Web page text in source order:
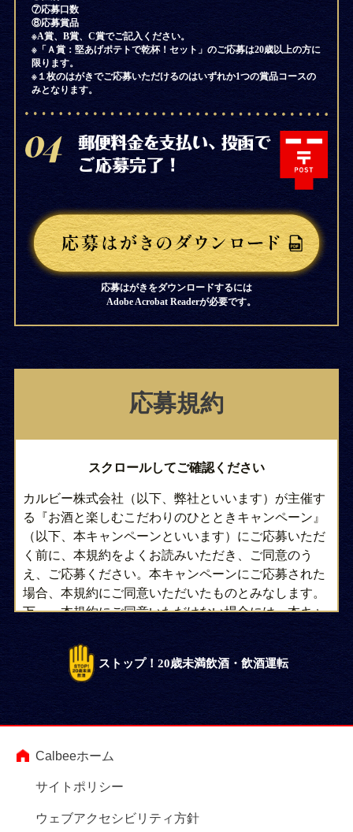
⑦応募口数
⑧応募賞品
※A賞、B賞、C賞でご記入ください。
※「Ａ賞：堅あげポテトで乾杯！セット」のご応募は20歳以上の方に
限ります。
※１枚のはがきでご応募いただけるのはいずれか1つの賞品コースの
みとなります。
応募はがきをダウンロードするには
Adobe Acrobat Readerが必要です。
応募規約
スクロールしてご確認ください
カルビー株式会社（以下、弊社といいます）が主催す
る『お酒と楽しむこだわりのひとときキャンペーン』
（以下、本キャンペーンといいます）にご応募いただ
く前に、本規約をよくお読みいただき、ご同意のう
え、ご応募ください。本キャンペーンにご応募された
場合、本規約にご同意いただいたものとみなします。
万一、本規約にご同意いただけない場合には、本キャ
ンペーンへの応募はご遠慮ください。
【賞品】
■Ａ賞：堅あげポテトで乾杯！セット ５００名様
■Ｂ賞：ながら時間満喫セット ５００名様
■Ｃ賞：Amazon ギフトカード ５００円分 １,０００
※「Ａ賞：堅あげポテトで乾杯！セット」のご応募は
※やむを得ない事情により、賞品は予告なく変更とな
ることがあります。
ストップ！20歳未満飲酒・飲酒運転
Calbeeホーム
サイトポリシー
ウェブアクセシビリティ方針